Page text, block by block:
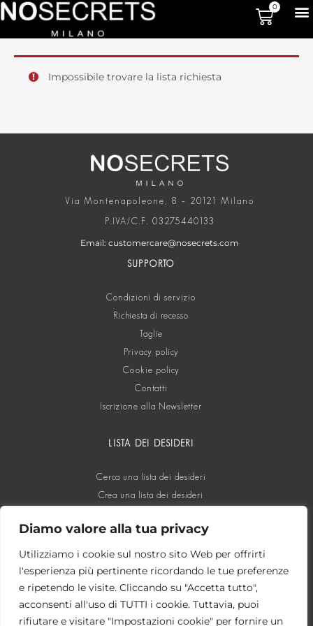
Diamo valore alla tua privacy
Utilizziamo i cookie sul nostro sito Web per offrirti
l'esperienza più pertinente ricordando le tue preferenze
e ripetendo le visite. Cliccando su "Accetta tutto",
acconsenti all'uso di TUTTI i cookie. Tuttavia, puoi
rifiutare e visitare "Impostazioni cookie" per fornire un
0
Impossibile trovare la lista richiesta
Via Montenapoleone, 8 – 20121 Milano
P.IVA/C.F. 03275440133
Email: customercare@nosecrets.com
SUPPORTO
Condizioni di servizio
Richiesta di recesso
Taglie
Privacy policy
Cookie policy
Contatti
Iscrizione alla Newsletter
LISTA DEI DESIDERI
Cerca una lista dei desideri
Crea una lista dei desideri
SOCIAL